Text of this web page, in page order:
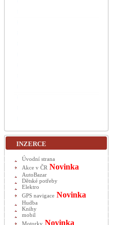
INZERCE
Úvodní strana
Akce v ČR Novinka
AutoBazar
Dětské potřeby
Elektro
GPS navigace Novinka
Hudba
Knihy
mobil
Motorky Novinka